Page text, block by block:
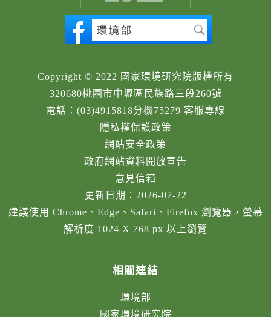
Copyright © 2022 國家環境研究院版權所有
320680桃園市中壢區民族路三段260號
電話：(03)4915818分機75279 客服專線
隱私權保護政策
網站安全政策
政府網站資料開放宣告
意見信箱
更新日期：2026-07-22
建議使用 Chrome、Edge、Safari、Firefox 瀏覽器，螢幕
解析度 1024 X 768 px 以上瀏覽
相關連結
環境部
國家環境研究院